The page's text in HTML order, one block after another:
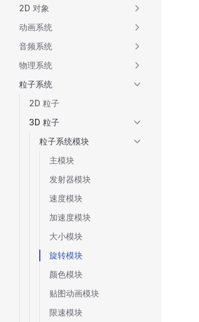
2D 对象
动画系统
音频系统
物理系统
粒子系统
2D 粒子
3D 粒子
粒子系统模块
主模块
发射器模块
速度模块
加速度模块
大小模块
旋转模块
颜色模块
贴图动画模块
限速模块